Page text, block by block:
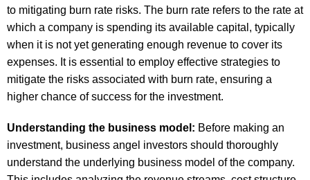
to mitigating burn rate risks. The burn rate refers to the rate at
which a company is spending its available capital, typically
when it is not yet generating enough revenue to cover its
expenses. It is essential to employ effective strategies to
mitigate the risks associated with burn rate, ensuring a
higher chance of success for the investment.
Understanding the business model: Before making an
investment, business angel investors should thoroughly
understand the underlying business model of the company.